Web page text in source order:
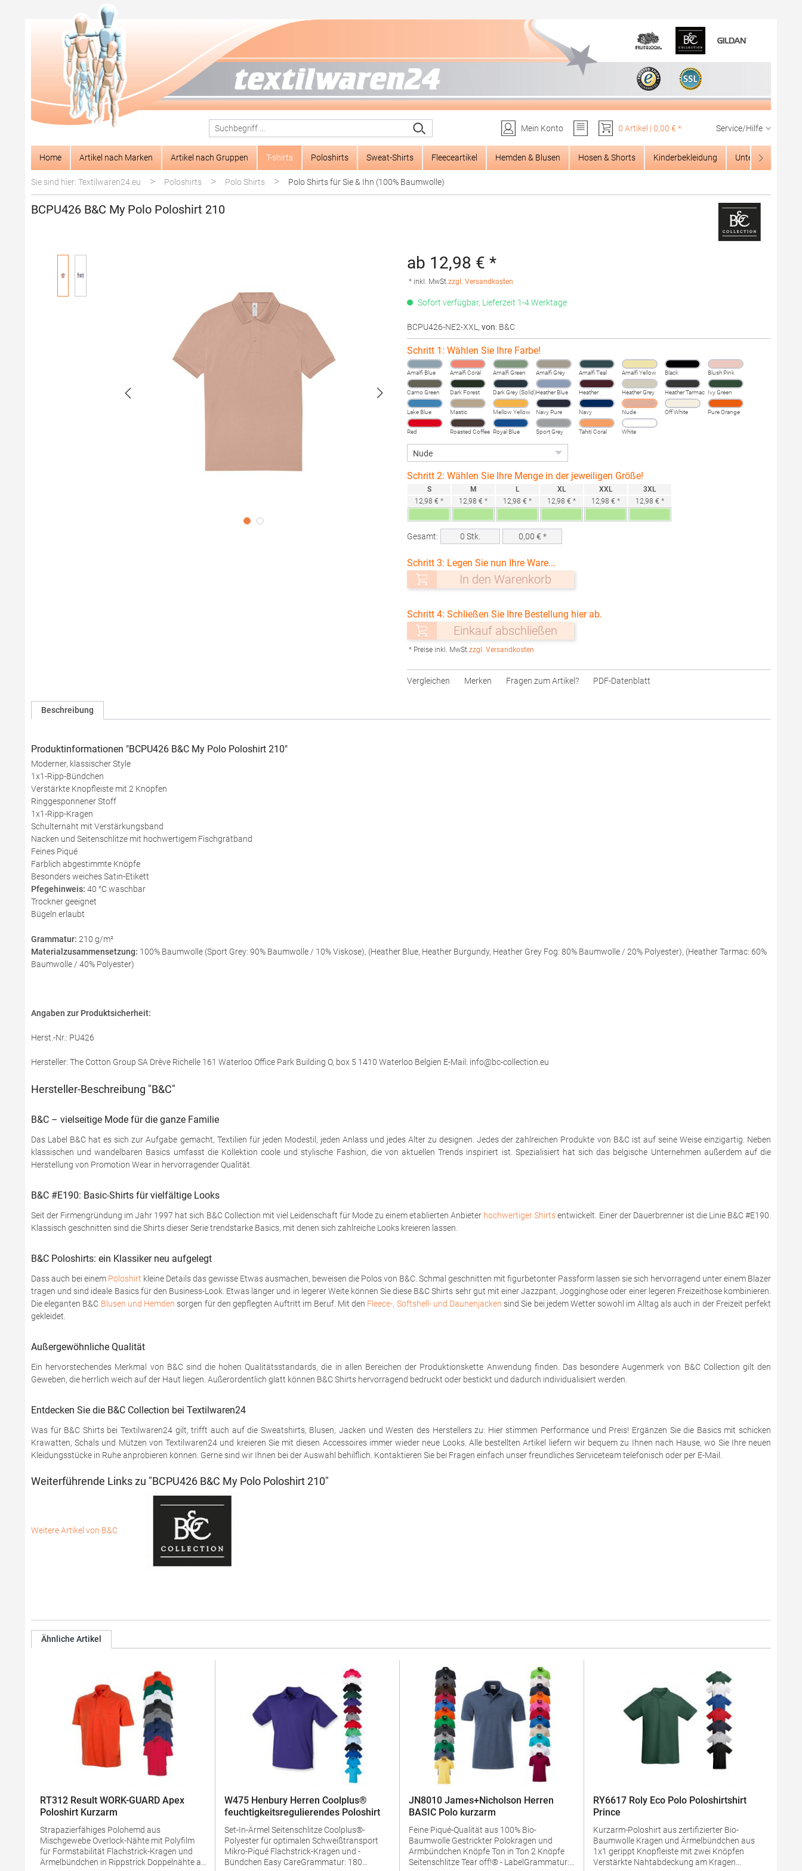
Zur Hauptnavigation springen
Mein Konto
0 Artikel | 0,00 € * Service/Hilfe
Home Artikel nach Marken Artikel nach Gruppen T-shirts Poloshirts Sweat-Shirts Fleeceartikel Hemden & Blusen Hosen & Shorts Kinderbekleidung Unterwäsche
Sie sind hier: Textilwaren24.eu > Poloshirts > Polo Shirts > Polo Shirts für Sie & Ihn (100% Baumwolle)
BCPU426 B&C My Polo Poloshirt 210
ab 12,98 € *
* inkl. MwSt.zzgl. Versandkosten
Sofort verfügbar, Lieferzeit 1-4 Werktage
BCPU426-NE2-XXL , von: B&C
Schritt 1: Wählen Sie Ihre Farbe!
Amalfi Blue Amalfi Coral Amalfi Green Amalfi Grey Amalfi Teal Amalfi Yellow Black Blush Pink
Camo Green Dark Forest Dark Grey (Solid)Heather Blue
Heather
Burgundy
Heather Grey
Fog
Heather Tarmac Ivy Green
Lake Blue Mastic Mellow Yellow Navy Pure Navy Nude Off White Pure Orange
Red Roasted Coffee Royal Blue
Sport Grey
(Heather)
Tahiti Coral White
Schritt 2: Wählen Sie Ihre Menge in der jeweiligen Größe!
S
12,98 € *
M
12,98 € *
L
12,98 € *
XL
12,98 € *
XXL
12,98 € *
3XL
12,98 € *
Gesamt: 0 Stk. 0,00 € *
Schritt 3: Legen Sie nun Ihre Ware...
In den Warenkorb
Schritt 4: Schließen Sie Ihre Bestellung hier ab.
Einkauf abschließen
* Preise inkl. MwSt.zzgl. Versandkosten
Vergleichen Merken Fragen zum Artikel? PDF-Datenblatt
Beschreibung
Produktinformationen "BCPU426 B&C My Polo Poloshirt 210"
Moderner, klassischer Style
1x1-Ripp-Bündchen
Verstärkte Knopfleiste mit 2 Knöpfen
Ringgesponnener Stoff
1x1-Ripp-Kragen
Schulternaht mit Verstärkungsband
Nacken und Seitenschlitze mit hochwertigem Fischgrätband
Feines Piqué
Farblich abgestimmte Knöpfe
Besonders weiches Satin-Etikett
Pfegehinweis: 40 °C waschbar
Trockner geeignet
Bügeln erlaubt
Grammatur: 210 g/m²
Materialzusammensetzung: 100% Baumwolle (Sport Grey: 90% Baumwolle / 10% Viskose), (Heather Blue, Heather Burgundy, Heather Grey Fog: 80% Baumwolle / 20% Polyester), (Heather Tarmac: 60%
Baumwolle / 40% Polyester)
Angaben zur Produktsicherheit:
Herst.-Nr.: PU426
Hersteller: The Cotton Group SA Drève Richelle 161 Waterloo Office Park Building O, box 5 1410 Waterloo Belgien E-Mail: info@bc-collection.eu
Hersteller-Beschreibung "B&C"
B&C – vielseitige Mode für die ganze Familie
Das Label B&C hat es sich zur Aufgabe gemacht, Textilien für jeden Modestil, jeden Anlass und jedes Alter zu designen. Jedes der zahlreichen Produkte von B&C ist auf seine Weise einzigartig. Neben
klassischen und wandelbaren Basics umfasst die Kollektion coole und stylische Fashion, die von aktuellen Trends inspiriert ist. Spezialisiert hat sich das belgische Unternehmen außerdem auf die
Herstellung von Promotion Wear in hervorragender Qualität.
B&C #E190: Basic-Shirts für vielfältige Looks
Seit der Firmengründung im Jahr 1997 hat sich B&C Collection mit viel Leidenschaft für Mode zu einem etablierten Anbieter hochwertiger Shirtsentwickelt. Einer der Dauerbrenner ist die Linie B&C #E190.
Klassisch geschnitten sind die Shirts dieser Serie trendstarke Basics, mit denen sich zahlreiche Looks kreieren lassen.
B&C Poloshirts: ein Klassiker neu aufgelegt
Dass auch bei einem Poloshirt kleine Details das gewisse Etwas ausmachen, beweisen die Polos von B&C. Schmal geschnitten mit figurbetonter Passform lassen sie sich hervorragend unter einem Blazer
tragen und sind ideale Basics für den Business-Look. Etwas länger und in legerer Weite können Sie diese B&C Shirts sehr gut mit einer Jazzpant, Jogginghose oder einer legeren Freizeithose kombinieren.
Die eleganten B&C Blusen und Hemden sorgen für den gepflegten Auftritt im Beruf. Mit den Fleece-, Softshell- und Daunenjacken sind Sie bei jedem Wetter sowohl im Alltag als auch in der Freizeit perfekt
gekleidet.
Außergewöhnliche Qualität
Ein hervorstechendes Merkmal von B&C sind die hohen Qualitätsstandards, die in allen Bereichen der Produktionskette Anwendung finden. Das besondere Augenmerk von B&C Collection gilt den
Geweben, die herrlich weich auf der Haut liegen. Außerordentlich glatt können B&C Shirts hervorragend bedruckt oder bestickt und dadurch individualisiert werden.
Entdecken Sie die B&C Collection bei Textilwaren24
Was für B&C Shirts bei Textilwaren24 gilt, trifft auch auf die Sweatshirts, Blusen, Jacken und Westen des Herstellers zu: Hier stimmen Performance und Preis! Ergänzen Sie die Basics mit schicken
Krawatten, Schals und Mützen von Textilwaren24 und kreieren Sie mit diesen Accessoires immer wieder neue Looks. Alle bestellten Artikel liefern wir bequem zu Ihnen nach Hause, wo Sie Ihre neuen
Kleidungsstücke in Ruhe anprobieren können. Gerne sind wir Ihnen bei der Auswahl behilflich. Kontaktieren Sie bei Fragen einfach unser freundliches Serviceteam telefonisch oder per E-Mail.
Weiterführende Links zu "BCPU426 B&C My Polo Poloshirt 210"
Weitere Artikel von B&C
Ähnliche Artikel
RT312 Result WORK-GUARD Apex
Poloshirt Kurzarm
Strapazierfähiges Polohemd aus
Mischgewebe Overlock-Nähte mit Polyfilm
für Formstabilität Flachstrick-Kragen und
Ärmelbündchen in Rippstrick Doppelnähte an
W475 Henbury Herren Coolplus®
feuchtigkeitsregulierendes Poloshirt
Set-In-Ärmel Seitenschlitze Coolplus®-
Polyester für optimalen Schweißtransport
Mikro-Piqué Flachstrick-Kragen und -
Bündchen Easy CareGrammatur: 180
JN8010 James+Nicholson Herren
BASIC Polo kurzarm
Feine Piqué-Qualität aus 100% Bio-
Baumwolle Gestrickter Polokragen und
Armbündchen Knöpfe Ton in Ton 2 Knöpfe
Seitenschlitze Tear off!® - LabelGrammatur:
RY6617 Roly Eco Polo Poloshirtshirt
Prince
Kurzarm-Poloshirt aus zertifizierter Bio-
Baumwolle Kragen und Ärmelbündchen aus
1x1 gerippt Knopfleiste mit zwei Knöpfen
Verstärkte Nahtabdeckung am Kragen